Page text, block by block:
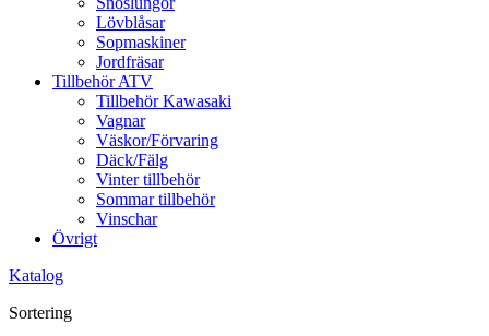
Lövblåsar
Sopmaskiner
Jordfräsar
Tillbehör ATV
Tillbehör Kawasaki
Vagnar
Väskor/Förvaring
Däck/Fälg
Vinter tillbehör
Sommar tillbehör
Vinschar
Övrigt
Katalog
Sortering